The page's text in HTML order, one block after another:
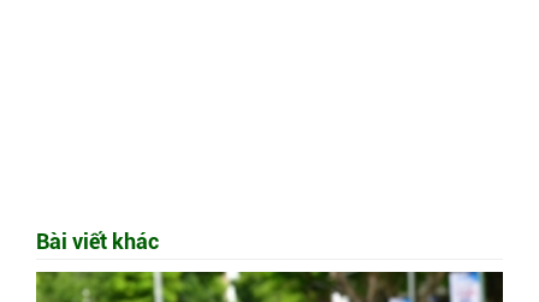
Bài viết khác